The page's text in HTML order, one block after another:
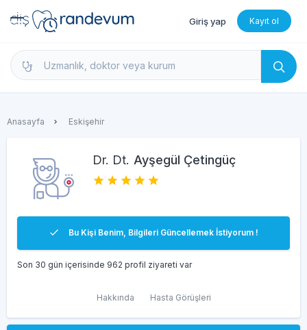
dishekimleri.net - Diş Hekimi Bul, Yorumları İncele
Giriş yap Kayıt ol
Anasayfa Eskişehir
Dr. Dt. Ayşegül Çetingüç
Bu Kişi Benim, Bilgileri Güncellemek İstiyorum !
Son 30 gün içerisinde 962 profil ziyareti var
Hakkında Hasta Görüşleri